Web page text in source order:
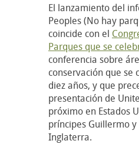
El lanzamiento del
Peoples (No hay
coincide con el
Parques que se
conferencia sobre
conservación que se
diez años, y que
presentación de
próximo en Estados
príncipes Guillermo
Inglaterra.